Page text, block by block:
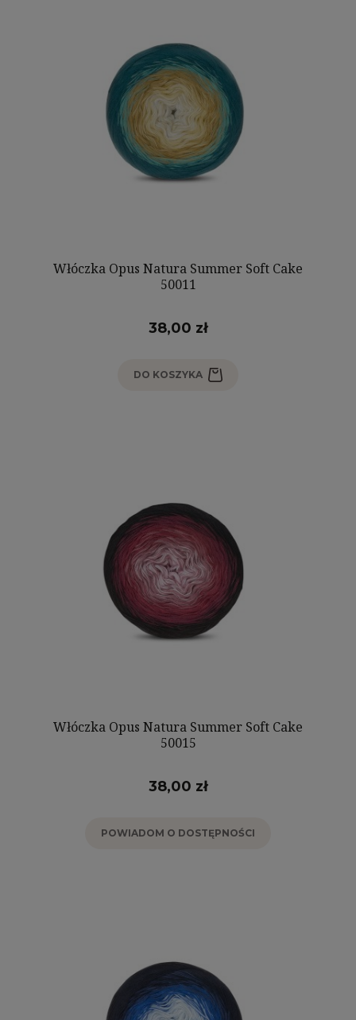
Włóczka Opus Natura Summer Soft Cake
50011
38,00 zł
DO KOSZYKA
Włóczka Opus Natura Summer Soft Cake
50015
38,00 zł
POWIADOM O DOSTĘPNOŚCI